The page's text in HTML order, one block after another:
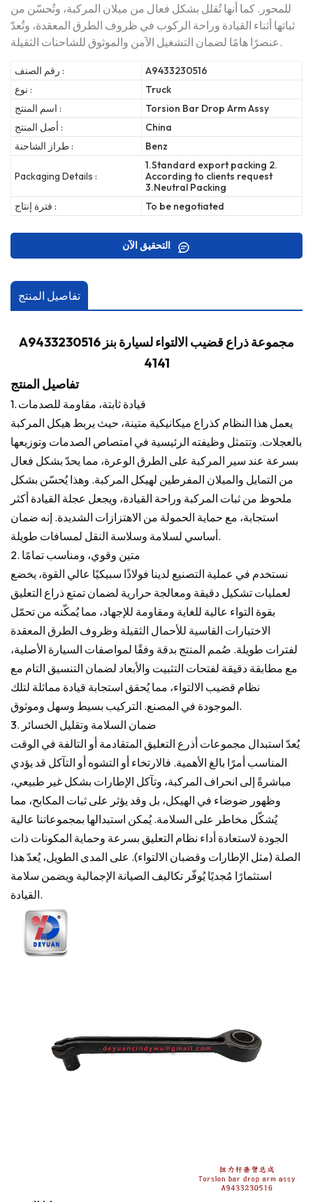
للمحور. كما أنها تُقلل بشكل فعال من ميلان المركبة، وتُحسّن من
ثباتها أثناء القيادة وراحة الركوب في ظروف الطرق المعقدة، وتُعدّ
عنصرًا هامًا لضمان التشغيل الآمن والموثوق للشاحنات الثقيلة.
رقم الصنف :
A9433230516
نوع :
Truck
اسم المنتج :
Torsion Bar Drop Arm Assy
أصل المنتج :
China
طراز الشاحنة :
Benz
Packaging Details :
1.Standard export packing 2.
According to clients request
3.Neutral Packing
فترة إنتاج :
To be negotiated
تفاصيل المنتج
A9433230516 مجموعة ذراع قضيب الالتواء لسيارة بنز
4141
تفاصيل المنتج
1. قيادة ثابتة، مقاومة للصدمات
يعمل هذا النظام كذراع ميكانيكية متينة، حيث يربط هيكل المركبة
بالعجلات. وتتمثل وظيفته الرئيسية في امتصاص الصدمات وتوزيعها
بسرعة عند سير المركبة على الطرق الوعرة، مما يحدّ بشكل فعال
من التمايل والميلان المفرطين لهيكل المركبة. وهذا يُحسّن بشكل
ملحوظ من ثبات المركبة وراحة القيادة، ويجعل عجلة القيادة أكثر
استجابة، مع حماية الحمولة من الاهتزازات الشديدة. إنه ضمان
أساسي لسلامة وسلاسة النقل لمسافات طويلة.
2. متين وقوي، ومناسب تمامًا
نستخدم في عملية التصنيع لدينا فولاذًا سبيكيًا عالي القوة، يخضع
لعمليات تشكيل دقيقة ومعالجة حرارية لضمان تمتع ذراع التعليق
بقوة التواء عالية للغاية ومقاومة للإجهاد، مما يُمكّنه من تحمّل
الاختبارات القاسية للأحمال الثقيلة وظروف الطرق المعقدة
لفترات طويلة. صُمم المنتج بدقة وفقًا لمواصفات السيارة الأصلية،
مع مطابقة دقيقة لفتحات التثبيت والأبعاد لضمان التنسيق التام مع
نظام قضيب الالتواء، مما يُحقق استجابة قيادة مماثلة لتلك
الموجودة في المصنع. التركيب بسيط وسهل وموثوق.
3. ضمان السلامة وتقليل الخسائر
يُعدّ استبدال مجموعات أذرع التعليق المتقادمة أو التالفة في الوقت
المناسب أمرًا بالغ الأهمية. فالارتخاء أو التشوه أو التآكل قد يؤدي
مباشرةً إلى انحراف المركبة، وتآكل الإطارات بشكل غير طبيعي،
وظهور ضوضاء في الهيكل، بل وقد يؤثر على ثبات المكابح، مما
يُشكّل مخاطر على السلامة. يُمكن استبدالها بمجموعاتنا عالية
الجودة لاستعادة أداء نظام التعليق بسرعة وحماية المكونات ذات
الصلة (مثل الإطارات وقضبان الالتواء). على المدى الطويل، يُعدّ هذا
استثمارًا مُجديًا يُوفّر تكاليف الصيانة الإجمالية ويضمن سلامة
القيادة.